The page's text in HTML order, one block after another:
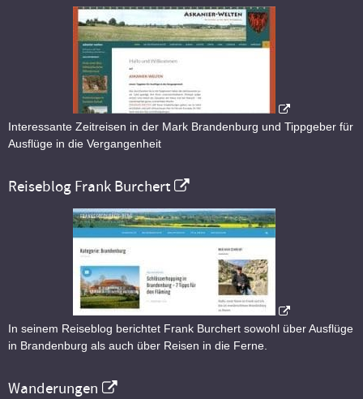
Interessante Zeitreisen in der Mark Brandenburg und Tippgeber für
Ausflüge in die Vergangenheit
Reiseblog Frank Burchert
In seinem Reiseblog berichtet Frank Burchert sowohl über Ausflüge
in Brandenburg als auch über Reisen in die Ferne.
Wanderungen